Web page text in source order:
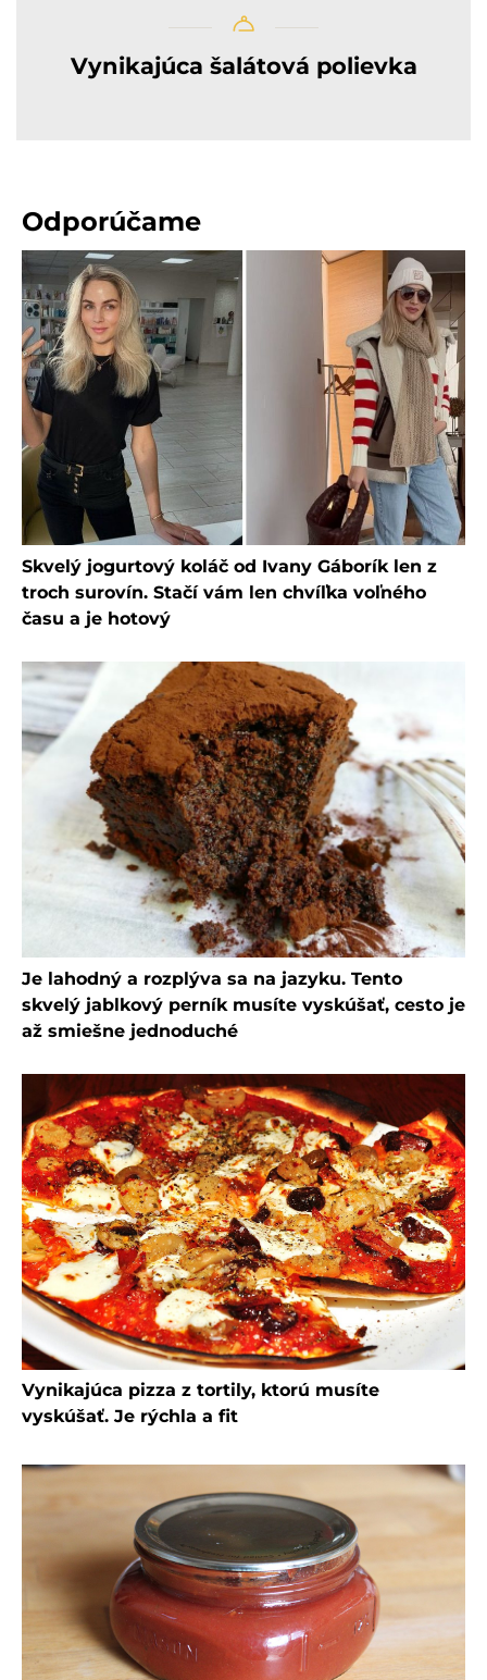
Vynikajúca šalátová polievka
Odporúčame
Skvelý jogurtový koláč od Ivany Gáborík len z
troch surovín. Stačí vám len chvíľka voľného
času a je hotový
Je lahodný a rozplýva sa na jazyku. Tento
skvelý jablkový perník musíte vyskúšať, cesto je
až smiešne jednoduché
Vynikajúca pizza z tortily, ktorú musíte
vyskúšať. Je rýchla a fit